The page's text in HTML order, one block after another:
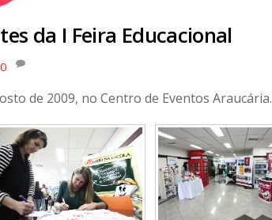
da I Feira Educacional
0
de 2009, no Centro de Eventos Araucária.